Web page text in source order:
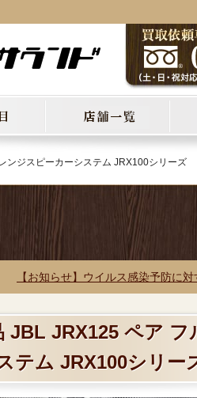
ンジスピーカーシステム JRX100シリーズ
【お知らせ】ウイルス感染予防に
JBL JRX125 ペア
テム JRX100シリー